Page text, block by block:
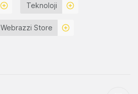
Teknoloji
Webrazzi Store